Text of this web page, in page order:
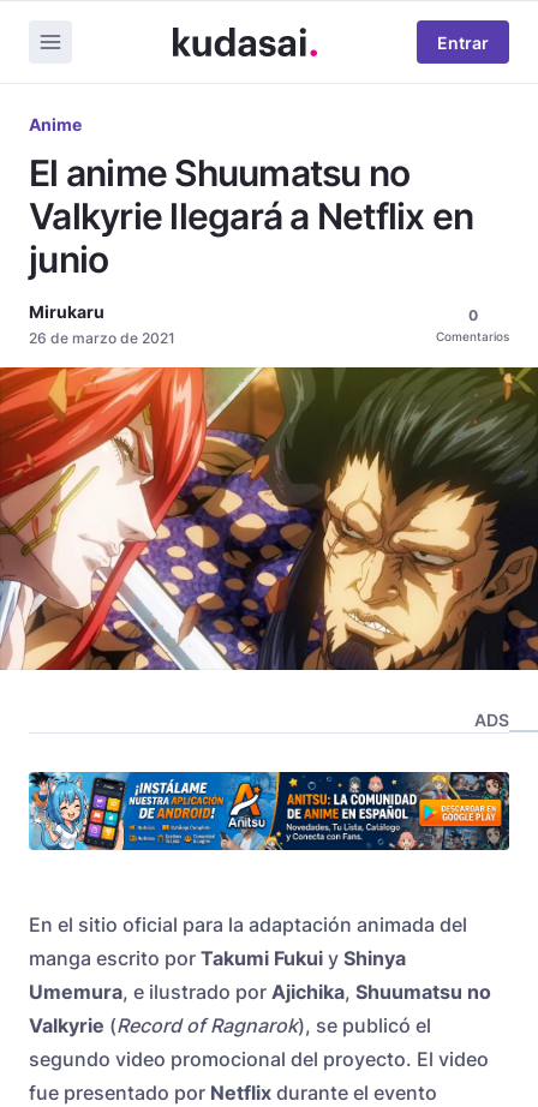
Entrar
Anime
El anime Shuumatsu no
Valkyrie llegará a Netflix en
junio
Mirukaru
26 de marzo de 2021
0
Comentarios
ADS
En el sitio oficial para la adaptación animada del
manga escrito por Takumi Fukui y Shinya
Umemura, e ilustrado por Ajichika, Shuumatsu no
Valkyrie (Record of Ragnarok), se publicó el
segundo video promocional del proyecto. El video
fue presentado por Netflix durante el evento